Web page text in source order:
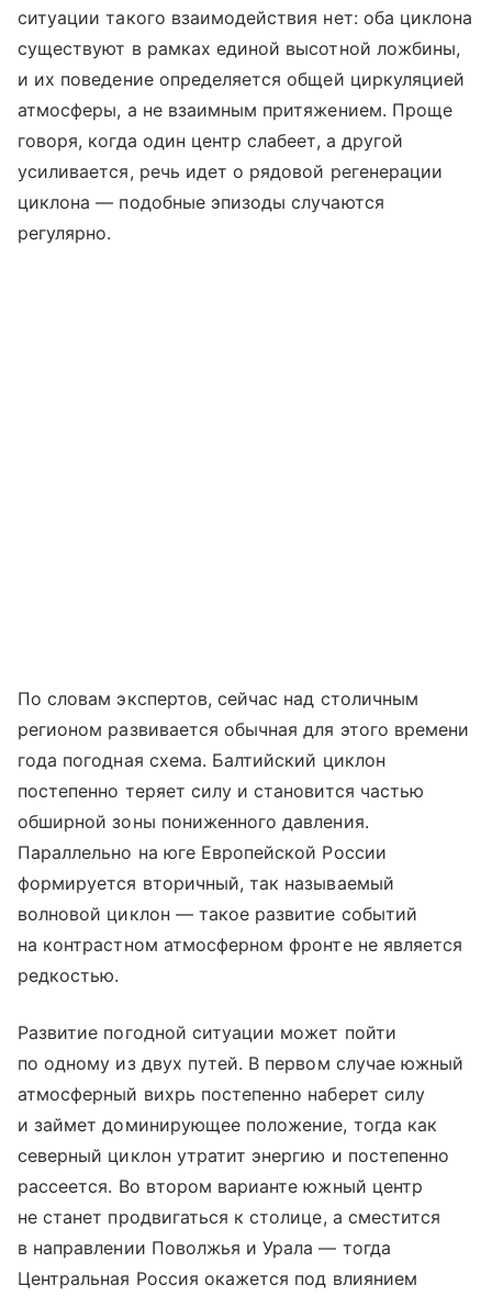
ситуации такого взаимодействия нет: оба циклона
существуют в рамках единой высотной ложбины,
и их поведение определяется общей циркуляцией
атмосферы, а не взаимным притяжением. Проще
говоря, когда один центр слабеет, а другой
усиливается, речь идет о рядовой регенерации
циклона — подобные эпизоды случаются
регулярно.
По словам экспертов, сейчас над столичным
регионом развивается обычная для этого времени
года погодная схема. Балтийский циклон
постепенно теряет силу и становится частью
обширной зоны пониженного давления.
Параллельно на юге Европейской России
формируется вторичный, так называемый
волновой циклон — такое развитие событий
на контрастном атмосферном фронте не является
редкостью.
Развитие погодной ситуации может пойти
по одному из двух путей. В первом случае южный
атмосферный вихрь постепенно наберет силу
и займет доминирующее положение, тогда как
северный циклон утратит энергию и постепенно
рассеется. Во втором варианте южный центр
не станет продвигаться к столице, а сместится
в направлении Поволжья и Урала — тогда
Центральная Россия окажется под влиянием